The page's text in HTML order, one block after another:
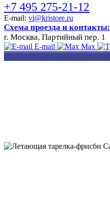
+7 495 275-21-12
E-mail: vi@kristore.ru
Схема проезда и контакты:
г. Москва, Партийный пер. 1
E-mail Max